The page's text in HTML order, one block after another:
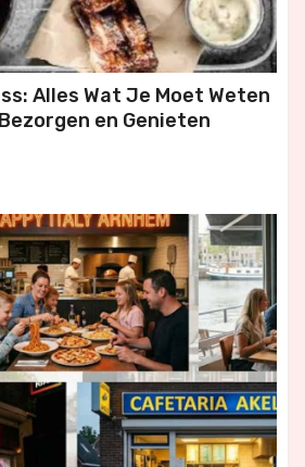
Alles Wat Je Moet Weten
en Genieten